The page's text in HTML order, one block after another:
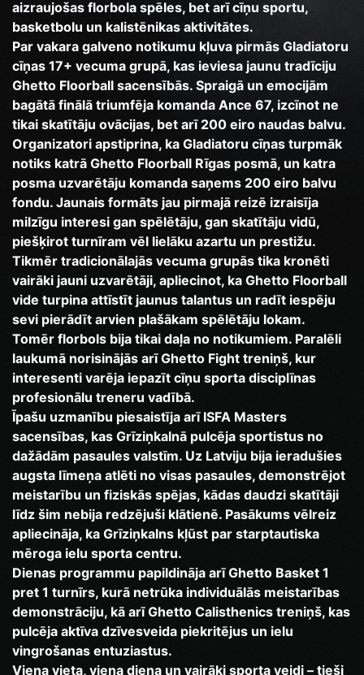
aizraujošas florbola spēles, bet arī cīņu sportu,
basketbolu un kalistēnikas aktivitātes.
Par vakara galveno notikumu kļuva pirmās Gladiatoru
cīņas 17+ vecuma grupā, kas ieviesa jaunu tradīciju
Ghetto Floorball sacensībās. Spraigā un emocijām
bagātā finālā triumfēja komanda Ance 67, izcīnot ne
tikai skatītāju ovācijas, bet arī 200 eiro naudas balvu.
Organizatori apstiprina, ka Gladiatoru cīņas turpmāk
notiks katrā Ghetto Floorball Rīgas posmā, un katra
posma uzvarētāju komanda saņems 200 eiro balvu
fondu. Jaunais formāts jau pirmajā reizē izraisīja
milzīgu interesi gan spēlētāju, gan skatītāju vidū,
piešķirot turnīram vēl lielāku azartu un prestižu.
Tikmēr tradicionālajās vecuma grupās tika kronēti
vairāki jauni uzvarētāji, apliecinot, ka Ghetto Floorball
vide turpina attīstīt jaunus talantus un radīt iespēju
sevi pierādīt arvien plašākam spēlētāju lokam.
Tomēr florbols bija tikai daļa no notikumiem. Paralēli
laukumā norisinājās arī Ghetto Fight treniņš, kur
interesenti varēja iepazīt cīņu sporta disciplīnas
profesionālu treneru vadībā.
Īpašu uzmanību piesaistīja arī ISFA Masters
sacensības, kas Grīziņkalnā pulcēja sportistus no
dažādām pasaules valstīm. Uz Latviju bija ieradušies
augsta līmeņa atlēti no visas pasaules, demonstrējot
meistarību un fiziskās spējas, kādas daudzi skatītāji
līdz šim nebija redzējuši klātienē. Pasākums vēlreiz
apliecināja, ka Grīziņkalns kļūst par starptautiska
mēroga ielu sporta centru.
Dienas programmu papildināja arī Ghetto Basket 1
pret 1 turnīrs, kurā netrūka individuālās meistarības
demonstrāciju, kā arī Ghetto Calisthenics treniņš, kas
pulcēja aktīva dzīvesveida piekritējus un ielu
vingrošanas entuziastus.
Viena vieta, viena diena un vairāki sporta veidi – tieši